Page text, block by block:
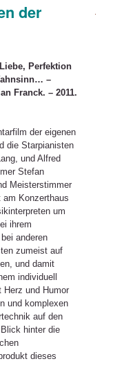
der
Perfektion
–
Franck. – 2011.
der eigenen
die Starpianisten
und Alfred
Stefan
Meisterstimmer
Konzerthaus
um
ihrem
anderen
zumeist auf
und damit
individuell
und Humor
und komplexen
auf den
hinter die
dieses